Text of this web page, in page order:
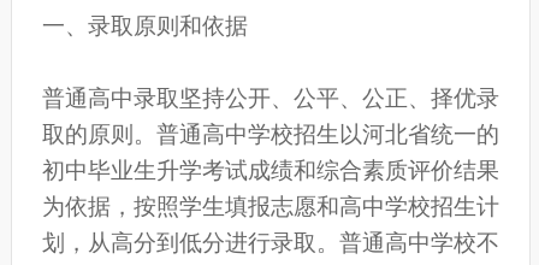
一、录取原则和依据
普通高中录取坚持公开、公平、公正、择优录
取的原则。普通高中学校招生以河北省统一的
初中毕业生升学考试成绩和综合素质评价结果
为依据，按照学生填报志愿和高中学校招生计
划，从高分到低分进行录取。普通高中学校不